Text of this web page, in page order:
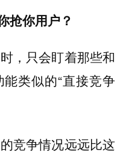
抢你用户？
，只会盯着那些和
类似的“直接竞争
竞争情况远远比这